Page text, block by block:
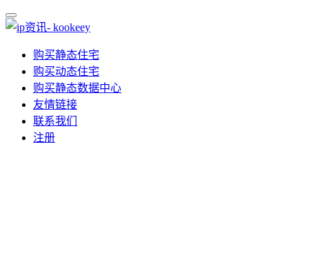
购买静态住宅
购买动态住宅
购买静态数据中心
友情链接
联系我们
注册